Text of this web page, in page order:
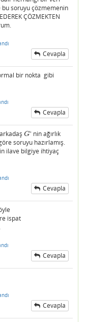
soruyu çözmemenin
ÇÖZMEKTEN
Cevapla
bir nokta gibi
Cevapla
G
G' nin ağırlık
soruyu hazırlamış.
ilave bilgiye ihtiyaç
Cevapla
ispat
Cevapla
Cevapla